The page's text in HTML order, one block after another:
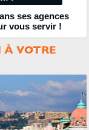
ses agences
vous servir !
À VOTRE